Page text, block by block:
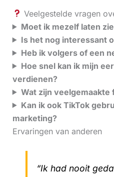
Veelgestelde vragen
Moet ik mezelf laten
Is het nog interessant
Heb ik volgers of een
Hoe snel kan ik mijn
verdienen?
Wat zijn veelgemaakte
Kan ik ook TikTok
marketing?
Ervaringen van anderen
“Ik had nooit